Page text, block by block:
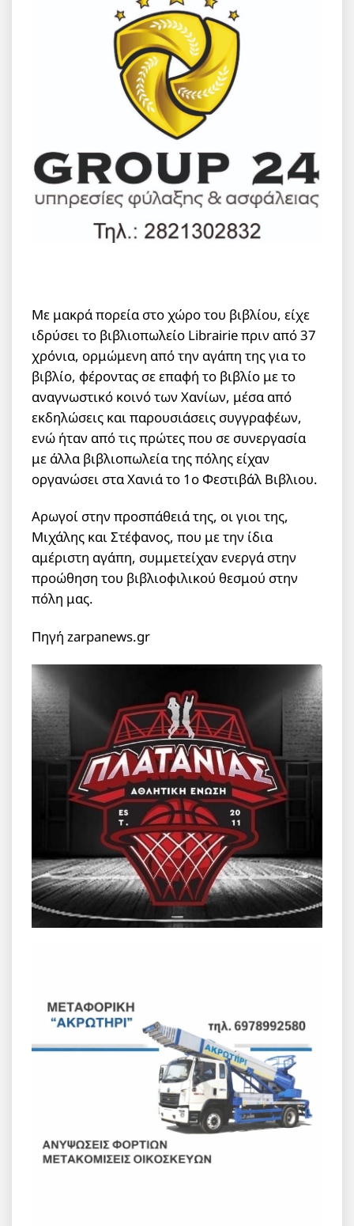
Με μακρά πορεία στο χώρο του βιβλίου, είχε
ιδρύσει το βιβλιοπωλείο Librairie πριν από 37
χρόνια, ορμώμενη από την αγάπη της για το
βιβλίο, φέροντας σε επαφή το βιβλίο με το
αναγνωστικό κοινό των Χανίων, μέσα από
εκδηλώσεις και παρουσιάσεις συγγραφέων,
ενώ ήταν από τις πρώτες που σε συνεργασία
με άλλα βιβλιοπωλεία της πόλης είχαν
οργανώσει στα Χανιά το 1ο Φεστιβάλ Βιβλιου.
Αρωγοί στην προσπάθειά της, οι γιοι της,
Μιχάλης και Στέφανος, που με την ίδια
αμέριστη αγάπη, συμμετείχαν ενεργά στην
προώθηση του βιβλιοφιλικού θεσμού στην
πόλη μας.
Πηγή zarpanews.gr